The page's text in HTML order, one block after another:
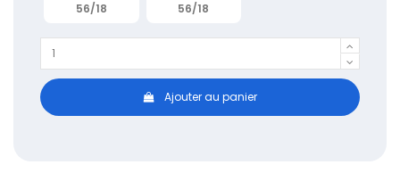
56/18 56/18
Ajouter au panier